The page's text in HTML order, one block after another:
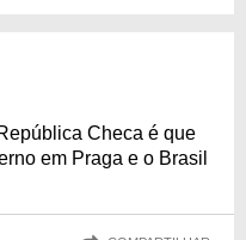
Checa é que
em Praga e o Brasil